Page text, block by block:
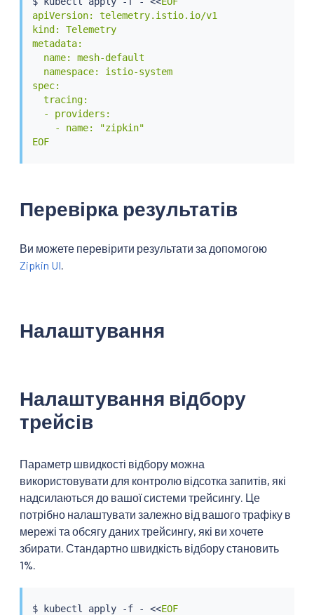
apiVersion: telemetry.istio.io/v1
kind: Telemetry
metadata:
  name: mesh-default
  namespace: istio-system
spec:
  tracing:
  - providers:
    - name: "zipkin"
EOF
Перевірка результатів
Ви можете перевірити результати за допомогою
Zipkin UI
Налаштування
Налаштування відбору
трейсів
Параметр швидкості відбору можна
використовувати для контролю відсотка запитів, які
надсилаються до вашої системи трейсингу. Це
потрібно налаштувати залежно від вашого трафіку в
мережі та обсягу даних трейсингу, які ви хочете
збирати. Стандартно швидкість відбору становить
1%.
$ kubectl apply -f - <<EOF